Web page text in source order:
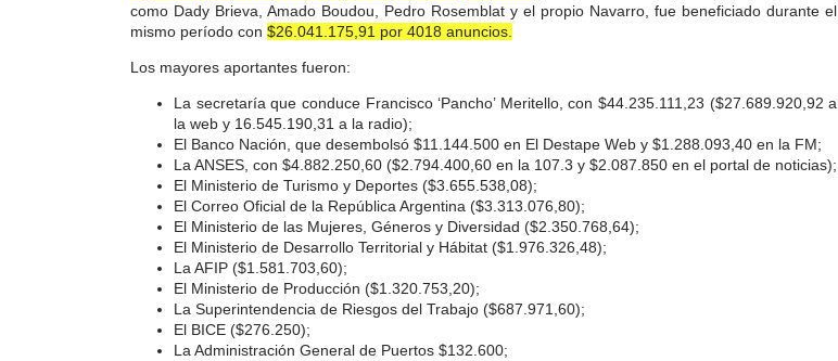
como Dady Brieva, Amado Boudou, Pedro Rosemblat y el propio Navarro, fue beneficiado durante el
mismo período con $26.041.175,91 por 4018 anuncios.
Los mayores aportantes fueron:
La secretaría que conduce Francisco ‘Pancho’ Meritello, con $44.235.111,23 ($27.689.920,92 a
la web y 16.545.190,31 a la radio);
El Banco Nación, que desembolsó $11.144.500 en El Destape Web y $1.288.093,40 en la FM;
La ANSES, con $4.882.250,60 ($2.794.400,60 en la 107.3 y $2.087.850 en el portal de noticias);
El Ministerio de Turismo y Deportes ($3.655.538,08);
El Correo Oficial de la República Argentina ($3.313.076,80);
El Ministerio de las Mujeres, Géneros y Diversidad ($2.350.768,64);
El Ministerio de Desarrollo Territorial y Hábitat ($1.976.326,48);
La AFIP ($1.581.703,60);
El Ministerio de Producción ($1.320.753,20);
La Superintendencia de Riesgos del Trabajo ($687.971,60);
El BICE ($276.250);
La Administración General de Puertos $132.600;